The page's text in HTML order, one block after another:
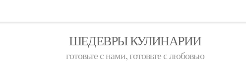
ШЕДЕВРЫ КУЛИНАРИИ
готовьте с нами, готовьте с любовью